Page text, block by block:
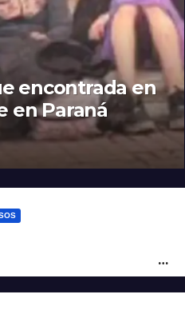
encontrada en
en Paraná
de Obligado